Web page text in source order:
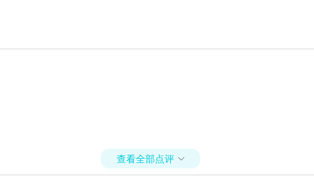
查看全部点评 